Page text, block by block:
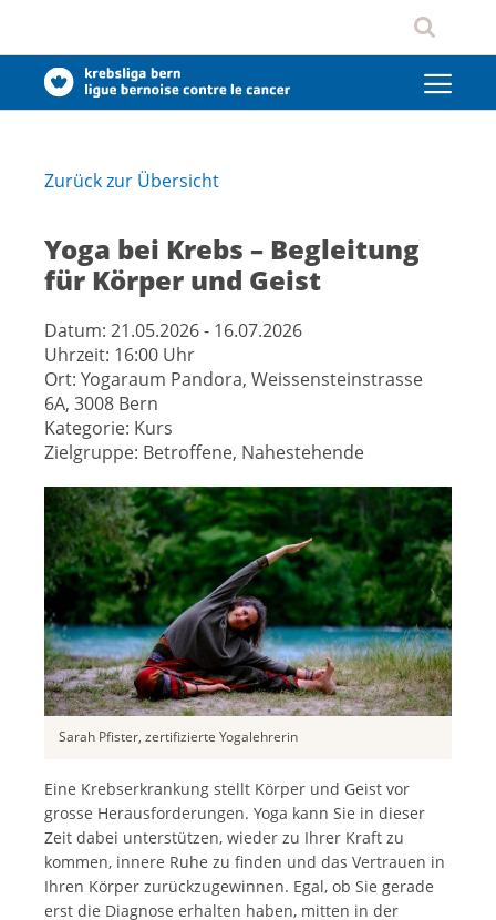
Zurück zur Übersicht
Yoga bei Krebs – Begleitung
für Körper und Geist
Datum: 21.05.2026 - 16.07.2026
Uhrzeit: 16:00 Uhr
Ort: Yogaraum Pandora, Weissensteinstrasse
6A, 3008 Bern
Kategorie: Kurs
Zielgruppe: Betroffene, Nahestehende
Sarah Pfister, zertifizierte Yogalehrerin
Eine Krebserkrankung stellt Körper und Geist vor
grosse Herausforderungen. Yoga kann Sie in dieser
Zeit dabei unterstützen, wieder zu Ihrer Kraft zu
kommen, innere Ruhe zu finden und das Vertrauen in
Ihren Körper zurückzugewinnen. Egal, ob Sie gerade
erst die Diagnose erhalten haben, mitten in der